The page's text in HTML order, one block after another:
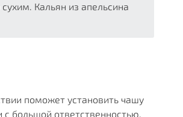
Кальян из апельсина
поможет установить чашу
большой ответственностью.